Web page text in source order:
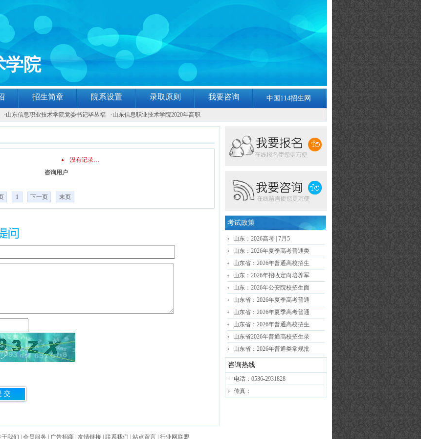
学院
招生简章 院系设置 录取原则 我要咨询 中国114招生网
·山东信息职业技术学院党委书记毕丛福 ·山东信息职业技术学院2020年高职
没有记录…
咨询用户
1 下一页 末页
考试政策
山东：2026高考 | 7月5
山东：2026年夏季高考普通类
山东省：2026年普通高校招生
山东：2026年招收定向培养军
山东：2026年公安院校招生面
山东省：2026年夏季高考普通
山东省：2026年夏季高考普通
山东省：2026年普通高校招生
山东省2026年普通高校招生录
山东省：2026年普通类常规批
咨询热线
电话：0536-2931828
传真：
于我们 会员服务 广告招商 友情链接 联系我们 站点留言 行业网联盟